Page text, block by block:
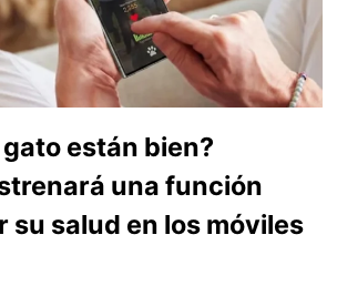
están bien?
una función
su salud en los móviles